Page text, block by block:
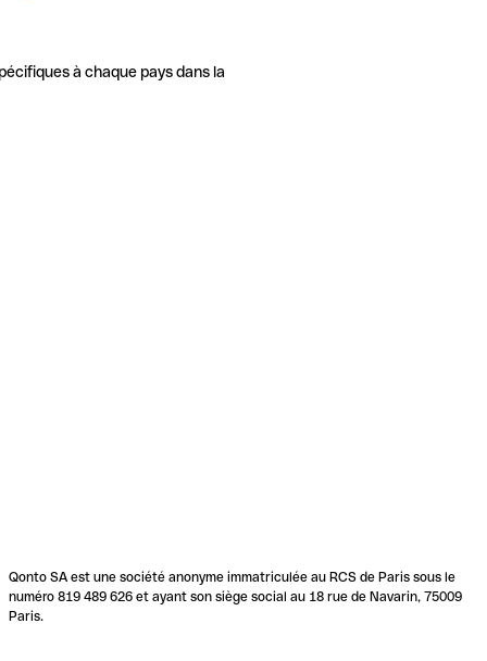
à chaque pays dans la
Qonto SA est une société anonyme immatriculée au RCS de Paris sous le
numéro 819 489 626 et ayant son siège social au 18 rue de Navarin, 75009
Paris.